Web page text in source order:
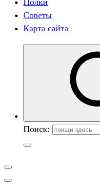
Полки
Советы
Карта сайта
Поиск: